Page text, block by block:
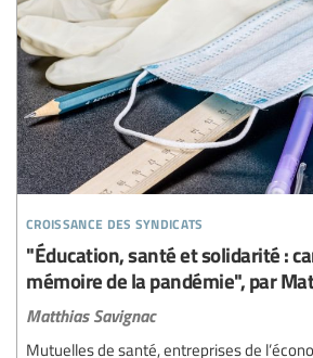
croissance des syndicats
"Éducation, santé et solidarité :
mémoire de la pandémie", par
Matthias Savignac
Mutuelles de santé, entreprises de